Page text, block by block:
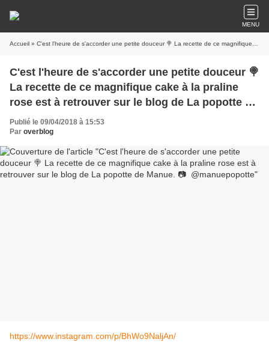
MENU
Accueil » C'est l'heure de s'accorder une petite douceur 🍭 La recette de ce magnifique cake à la praline rose est à retrouver sur le blog de La popotte de Manue. 📷 @manuepopotte
C'est l'heure de s'accorder une petite douceur 🍭
La recette de ce magnifique cake à la praline
rose est à retrouver sur le blog de La popotte de
Manue. 📷 @manuepopotte
Publié le 09/04/2018 à 15:53
Par overblog
https://www.instagram.com/p/BhWo9NaljAn/